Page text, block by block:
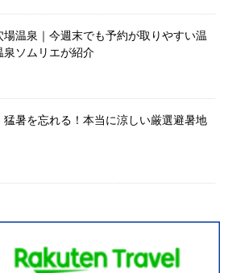
場温泉｜今週末でも予約が取りやすい温
泉ソムリエが紹介
猛暑を忘れる！本当に涼しい厳選避暑地